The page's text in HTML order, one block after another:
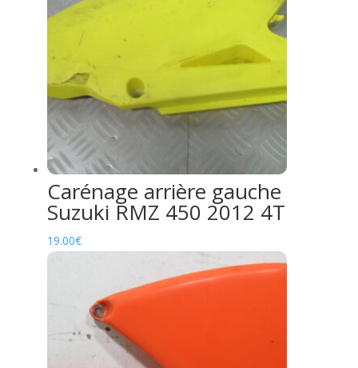
Carénage arrière gauche
Suzuki RMZ 450 2012 4T
19.00€